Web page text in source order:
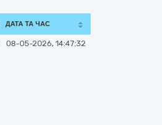
ДАТА ТА ЧАС
08-05-2026, 14:47:32